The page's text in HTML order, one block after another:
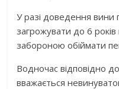
У разі доведення
загрожувати до 6 років
забороною обіймати
Водночас відповідно
вважається